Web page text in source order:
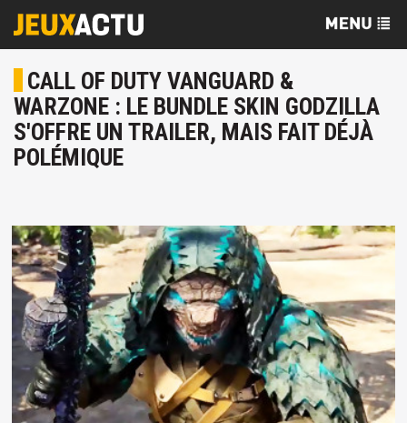
CALL OF DUTY VANGUARD &
WARZONE : LE BUNDLE SKIN GODZILLA
S'OFFRE UN TRAILER, MAIS FAIT DÉJÀ
POLÉMIQUE